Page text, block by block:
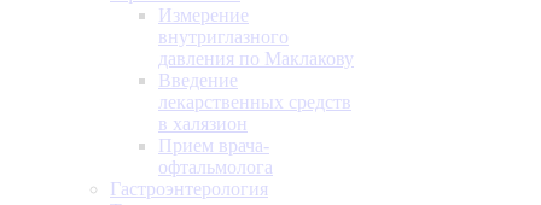
Измерение
внутриглазного
давления по Маклакову
Введение
лекарственных средств
в халязион
Прием врача-
офтальмолога
Гастроэнтерология